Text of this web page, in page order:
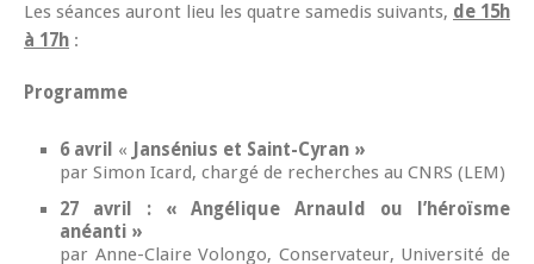
Les séances auront lieu les quatre samedis suivants, de 15h
à 17h :
Programme
6 avril «
Jansénius et Saint-Cyran »
par Simon Icard, chargé de recherches au CNRS (LEM)
27 avril : « Angélique Arnauld ou l’héroïsme
anéanti »
par Anne-Claire Volongo, Conservateur, Université de